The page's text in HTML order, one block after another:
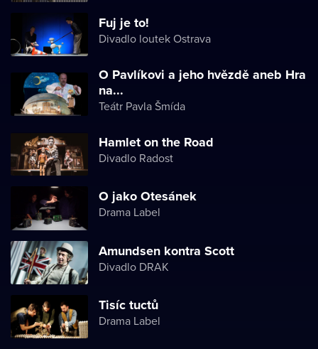
Fuj je to!
Divadlo loutek Ostrava
O Pavlíkovi a jeho hvězdě aneb Hra
na...
Teátr Pavla Šmída
Hamlet on the Road
Divadlo Radost
O jako Otesánek
Drama Label
Amundsen kontra Scott
Divadlo DRAK
Tisíc tuctů
Drama Label